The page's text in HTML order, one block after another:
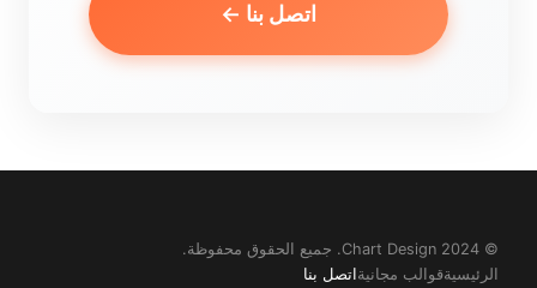
اتصل بنا ←
© 2024 Chart Design. جميع الحقوق محفوظة.
الرئيسيةقوالب مجانية اتصل بنا